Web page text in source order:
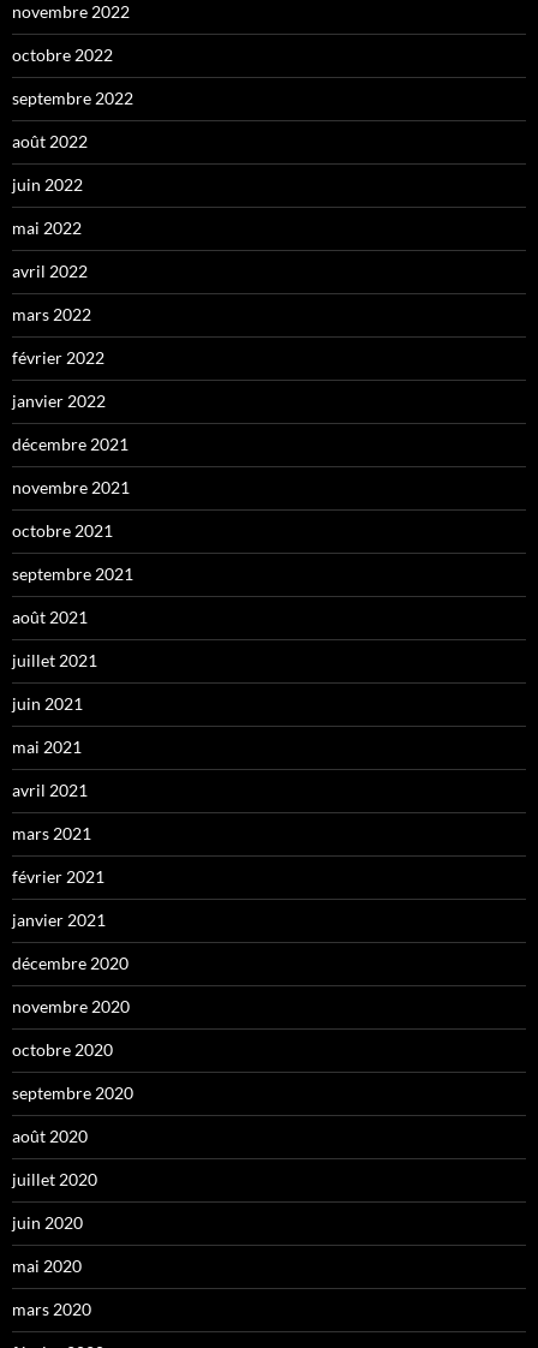
novembre 2022
octobre 2022
septembre 2022
août 2022
juin 2022
mai 2022
avril 2022
mars 2022
février 2022
janvier 2022
décembre 2021
novembre 2021
octobre 2021
septembre 2021
août 2021
juillet 2021
juin 2021
mai 2021
avril 2021
mars 2021
février 2021
janvier 2021
décembre 2020
novembre 2020
octobre 2020
septembre 2020
août 2020
juillet 2020
juin 2020
mai 2020
mars 2020